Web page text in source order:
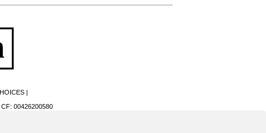
|
00426200580